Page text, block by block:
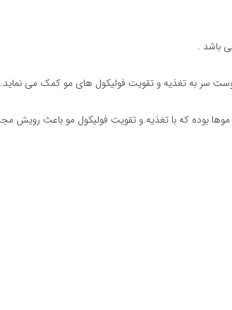
باشد .
سر به تغذیه و تقویت فولیکول های مو کمک می نماید.